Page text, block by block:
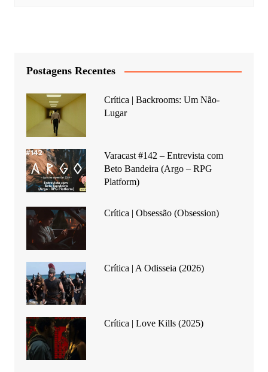
Postagens Recentes
Crítica | Backrooms: Um Não-
Lugar
Varacast #142 – Entrevista com
Beto Bandeira (Argo – RPG
Platform)
Crítica | Obsessão (Obsession)
Crítica | A Odisseia (2026)
Crítica | Love Kills (2025)